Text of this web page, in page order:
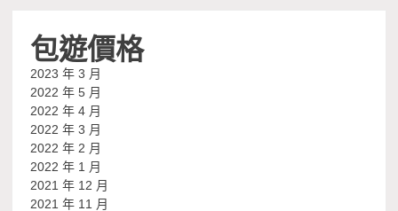
包遊價格
2023 年 3 月
2022 年 5 月
2022 年 4 月
2022 年 3 月
2022 年 2 月
2022 年 1 月
2021 年 12 月
2021 年 11 月